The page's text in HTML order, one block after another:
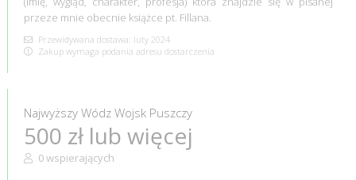
przeze mnie obecnie książce pt. Fillana.
Przewidywana dostawa: luty 2024
Zakup wymaga podania adresu dostarczenia
Najwyższy Wódz Wojsk Puszczy
500 zł lub więcej
0 wspierających